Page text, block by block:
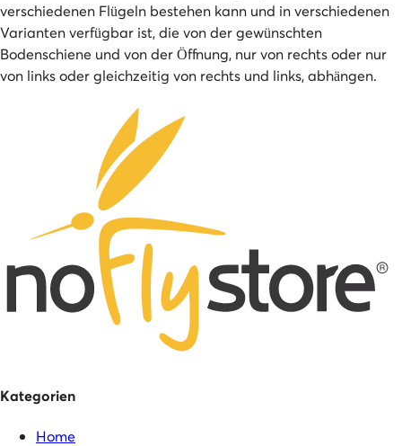
verschiedenen Flügeln bestehen kann und in verschiedenen
Varianten verfügbar ist, die von der gewünschten
Bodenschiene und von der Öffnung, nur von rechts oder nur
von links oder gleichzeitig von rechts und links, abhängen.
Kategorien
Home